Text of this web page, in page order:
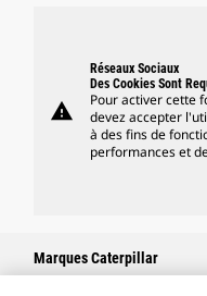
warning
Réseaux Sociaux
Des Cookies Sont
Pour activer cette
devez accepter
à des fins de
performances et
Marques Caterpillar